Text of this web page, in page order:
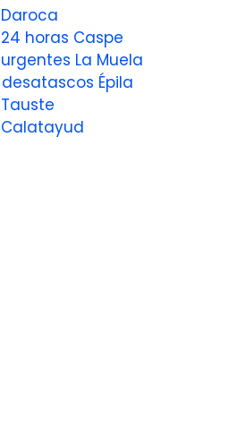
horas Caspe
La Muela
Épila